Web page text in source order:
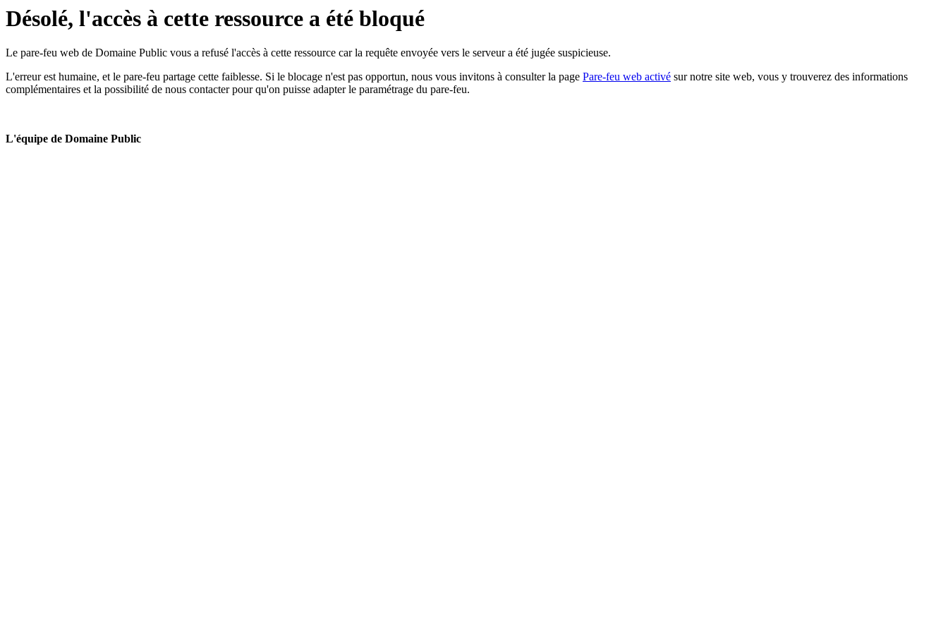
Désolé, l'accès à cette ressource a été bloqué
Le pare-feu web de Domaine Public vous a refusé l'accès à cette ressource car la requête envoyée vers le serveur a été jugée suspicieuse.
L'erreur est humaine, et le pare-feu partage cette faiblesse. Si le blocage n'est pas opportun, nous vous invitons à consulter la page Pare-feu web activé sur notre site web, vous y trouverez des informations
complémentaires et la possibilité de nous contacter pour qu'on puisse adapter le paramétrage du pare-feu.
L'équipe de Domaine Public